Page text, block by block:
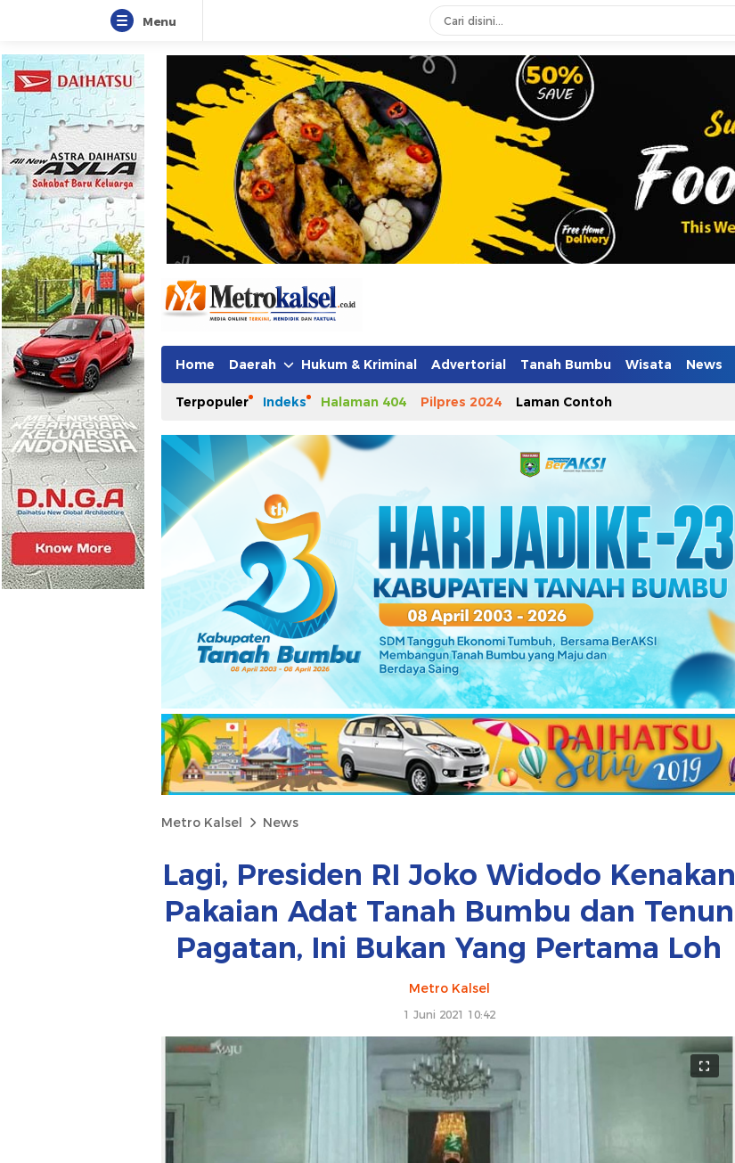
Menu
Home Daerah Hukum & Kriminal Advertorial Tanah Bumbu Wisata News
Terpopuler Indeks Halaman 404 Pilpres 2024 Laman Contoh
Metro Kalsel News
Lagi, Presiden RI Joko Widodo Kenakan
Pakaian Adat Tanah Bumbu dan Tenun
Pagatan, Ini Bukan Yang Pertama Loh
Metro Kalsel
1 Juni 2021 10:42